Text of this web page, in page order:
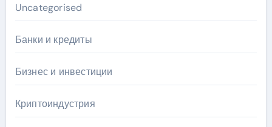
Uncategorised
Банки и кредиты
Бизнес и инвестиции
Криптоиндустрия